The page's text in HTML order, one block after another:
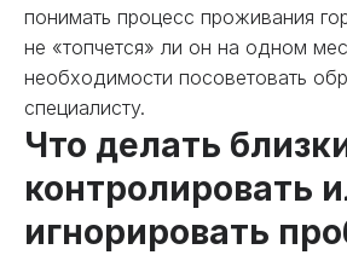
понимать процесс проживания
не «топчется» ли он на одном
необходимости посоветовать
специалисту.
Что делать
контролировать
игнорировать